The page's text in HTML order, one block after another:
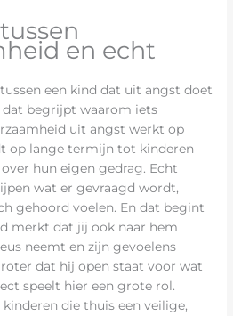
en echt
een kind dat uit angst doet
dat begrijpt waarom iets
uit angst werkt op
op lange termijn tot kinderen
hun eigen gedrag. Echt
wat er gevraagd wordt,
gehoord voelen. En dat begint
merkt dat jij ook naar hem
neemt en zijn gevoelens
dat hij open staat voor wat
speelt hier een grote rol.
die thuis een veilige,